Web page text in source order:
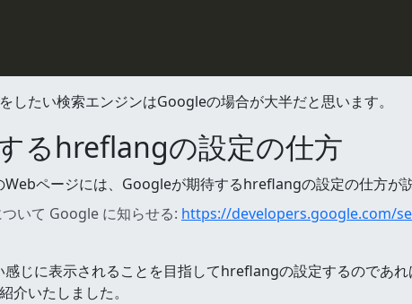
したい検索エンジンはGoogleの場合が大半だと思います。
るhreflangの設定の仕方
ページには、Googleが期待するhreflangの設定の仕方が
いて Google に知らせる: https://developers.google.com/
じに表示されることを目指してhreflangの設定するのであ
介いたしました。